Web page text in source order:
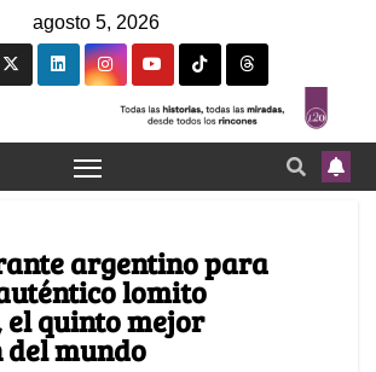
agosto 5, 2026
argentino para
lomito
el quinto mejor
mundo